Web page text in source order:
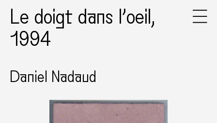
Le doigt dans l’oeil,
1994
Daniel Nadaud